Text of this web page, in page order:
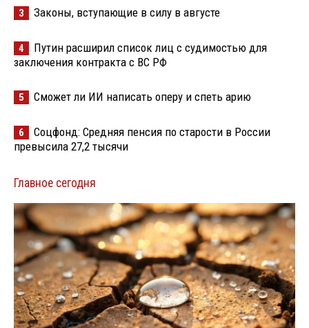
3 Законы, вступающие в силу в августе
4
Путин расширил список лиц с судимостью для
заключения контракта с ВС РФ
5 Сможет ли ИИ написать оперу и спеть арию
6
Соцфонд: Средняя пенсия по старости в России
превысила 27,2 тысячи
Главное сегодня